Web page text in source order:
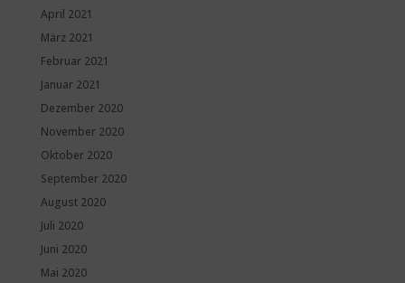
April 2021
März 2021
Februar 2021
Januar 2021
Dezember 2020
November 2020
Oktober 2020
September 2020
August 2020
Juli 2020
Juni 2020
Mai 2020